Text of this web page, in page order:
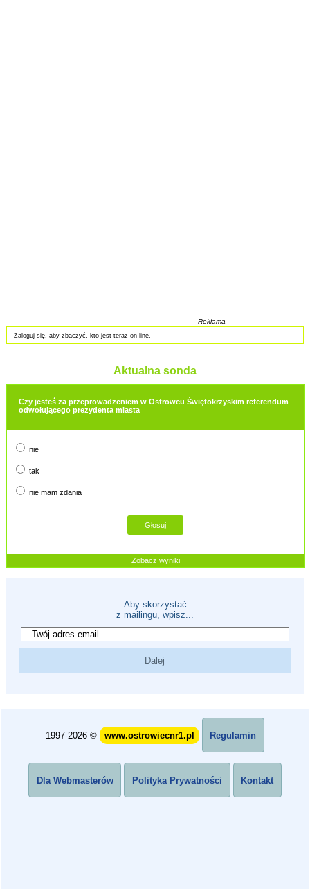
- Reklama -
Zaloguj się, aby zbaczyć, kto jest teraz on-line.
Aktualna sonda
Czy jesteś za przeprowadzeniem w Ostrowcu Świętokrzyskim referendum
odwołującego prezydenta miasta
nie
tak
nie mam zdania
Zobacz wyniki
Aby skorzystać
z mailingu, wpisz...
1997-2026 © www.ostrowiecnr1.pl Regulamin
Dla Webmasterów Polityka Prywatności Kontakt